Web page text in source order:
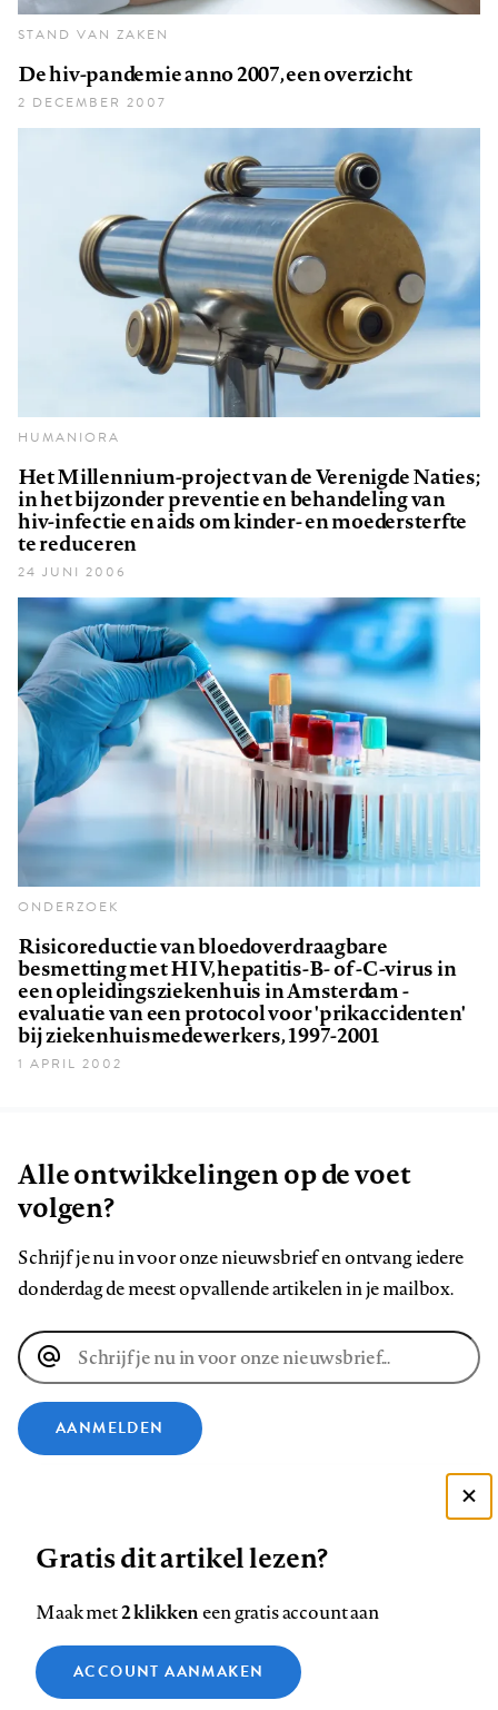
STAND VAN ZAKEN
De hiv-pandemie anno 2007, een overzicht
2 DECEMBER 2007
HUMANIORA
Het Millennium-project van de Verenigde Naties;
in het bijzonder preventie en behandeling van
hiv-infectie en aids om kinder- en moedersterfte
te reduceren
24 JUNI 2006
ONDERZOEK
Risicoreductie van bloedoverdraagbare
besmetting met HIV, hepatitis-B- of -C-virus in
een opleidingsziekenhuis in Amsterdam -
evaluatie van een protocol voor 'prikaccidenten'
bij ziekenhuismedewerkers, 1997-2001
1 APRIL 2002
Alle ontwikkelingen op de voet
volgen?
Schrijf je nu in voor onze nieuwsbrief en ontvang iedere
donderdag de meest opvallende artikelen in je mailbox.
E-
mailadres
AANMELDEN
Volg
ons
Facebook
Volg
ons
op
LinkedIn
Volg
ons
op
Bluesky
Volg
ons
op
Instagram
Volg
ons
op
YouTube
ons
Footer
Contact Colofon Disclaimer Privacy
Medische vragen verdienen
Gratis dit artikel lezen?
Maak met2 klikkeneen gratis account aan
ACCOUNT AANMAKEN
Zie onze cookie policy
Analytische cookies